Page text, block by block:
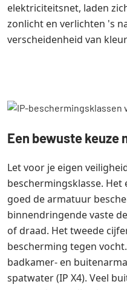
elektriciteitsnet, laden
zonlicht en verlichten 's
verscheidenheid van
Een bewuste keuze
Let voor je eigen
beschermingsklasse.
goed de armatuur
binnendringende vaste
of draad. Het tweede
bescherming tegen
badkamer- en
spatwater (IP X4). Veel